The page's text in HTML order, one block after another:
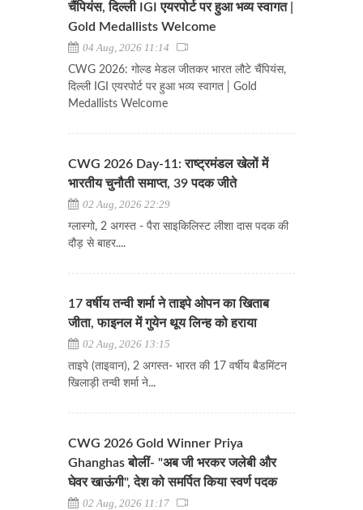
चैंपियंस, दिल्ली IGI एयरपोर्ट पर हुआ भव्य स्वागत |
Gold Medallists Welcome
04 Aug, 2026 11:14
CWG 2026: गोल्ड मेडल जीतकर भारत लौटे चैंपियंस,
दिल्ली IGI एयरपोर्ट पर हुआ भव्य स्वागत | Gold
Medallists Welcome
CWG 2026 Day-11: राष्ट्रमंडल खेलों में
भारतीय चुनौती समाप्त, 39 पदक जीते
02 Aug, 2026 22:29
ग्लास्गो, 2 अगस्त - पैरा साइकिलिस्ट लीशा दास पदक की
दौड़ से बाहर....
17 वर्षीय तन्वी शर्मा ने ताइपे ओपन का खिताब
जीता, फाइनल में गुयेन थूय लिन्ह को हराया
02 Aug, 2026 13:15
ताइपे (ताइवान), 2 अगस्त- भारत की 17 वर्षीय बैडमिंटन
खिलाड़ी तन्वी शर्मा ने...
CWG 2026 Gold Winner Priya
Ghanghas बोलीं- "अब जी भरकर जलेबी और
घेवर खाऊंगी", देश को समर्पित किया स्वर्ण पदक
02 Aug, 2026 11:17